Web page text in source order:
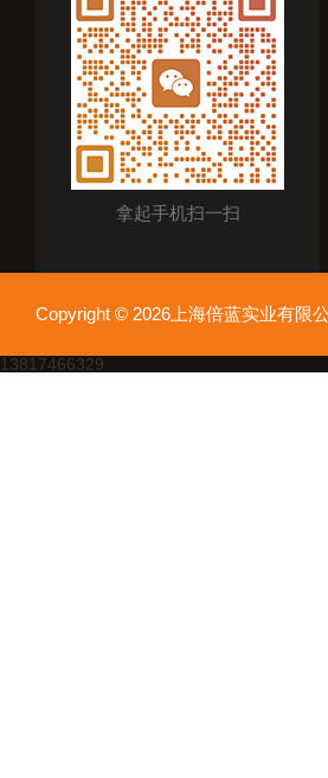
拿起手机扫一扫
Copyright © 2026上海倍蓝实业有
13817466329